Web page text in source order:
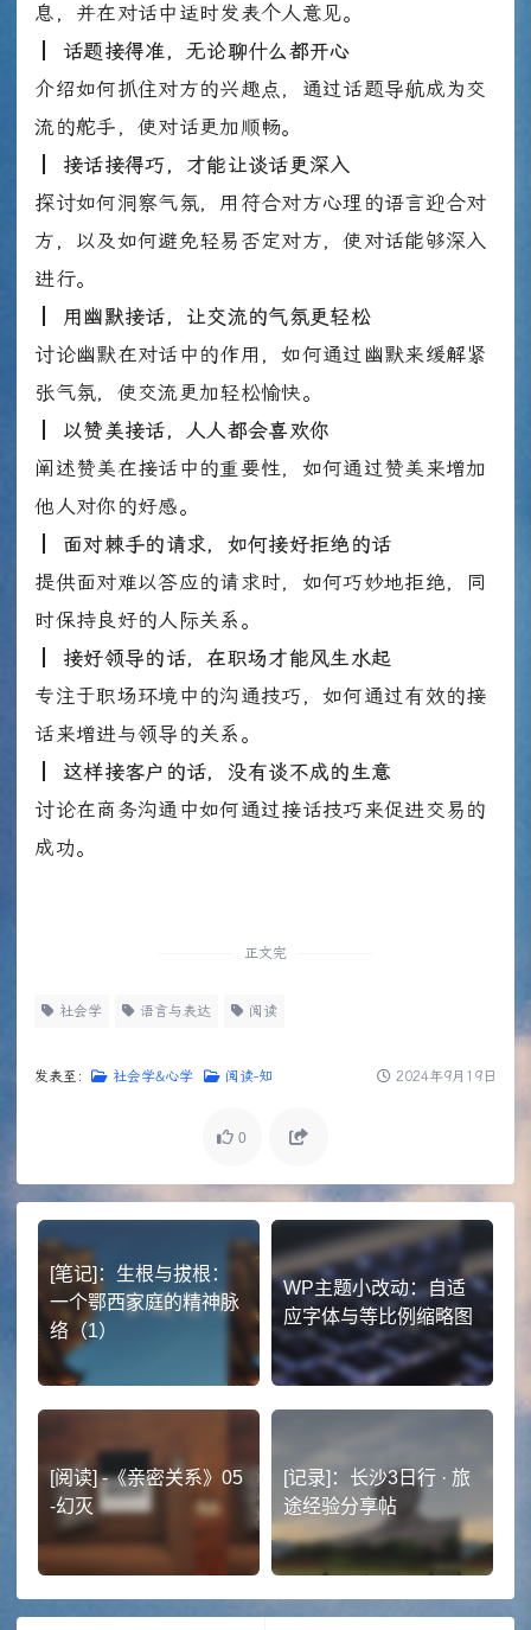
息，并在对话中适时发表个人意见。
话题接得准，无论聊什么都开心
介绍如何抓住对方的兴趣点，通过话题导航成为交
流的舵手，使对话更加顺畅。
接话接得巧，才能让谈话更深入
探讨如何洞察气氛，用符合对方心理的语言迎合对
方，以及如何避免轻易否定对方，使对话能够深入
进行。
用幽默接话，让交流的气氛更轻松
讨论幽默在对话中的作用，如何通过幽默来缓解紧
张气氛，使交流更加轻松愉快。
以赞美接话，人人都会喜欢你
阐述赞美在接话中的重要性，如何通过赞美来增加
他人对你的好感。
面对棘手的请求，如何接好拒绝的话
提供面对难以答应的请求时，如何巧妙地拒绝，同
时保持良好的人际关系。
接好领导的话，在职场才能风生水起
专注于职场环境中的沟通技巧，如何通过有效的接
话来增进与领导的关系。
这样接客户的话，没有谈不成的生意
讨论在商务沟通中如何通过接话技巧来促进交易的
成功。
正文完
社会学 语言与表达 阅读
发表至： 社会学&心学 阅读-知 2024年9月19日
0
[笔记]：生根与拔根：
一个鄂西家庭的精神脉
络（1）
WP主题小改动：自适
应字体与等比例缩略图
[阅读] -《亲密关系》05
-幻灭
[记录]：长沙3日行 · 旅
途经验分享帖